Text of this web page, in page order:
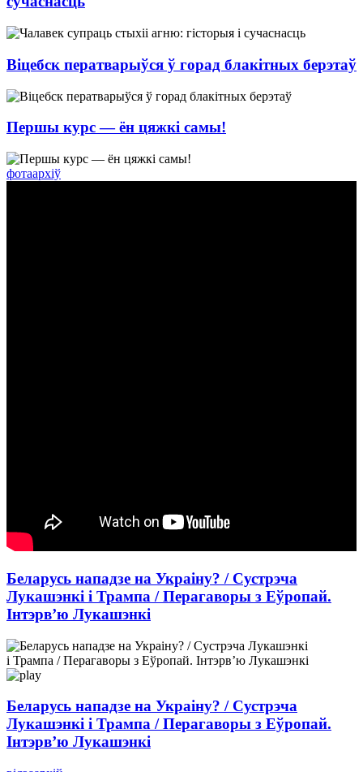
Віцебск ператварыўся ў горад блакітных берэтаў
Першы курс — ён цяжкі самы!
фотаархіў
Беларусь нападзе на Украіну? / Сустрэча
Лукашэнкі і Трампа / Перагаворы з Еўропай.
Інтэрв’ю Лукашэнкі
Беларусь нападзе на Украіну? / Сустрэча
Лукашэнкі і Трампа / Перагаворы з Еўропай.
Інтэрв’ю Лукашэнкі